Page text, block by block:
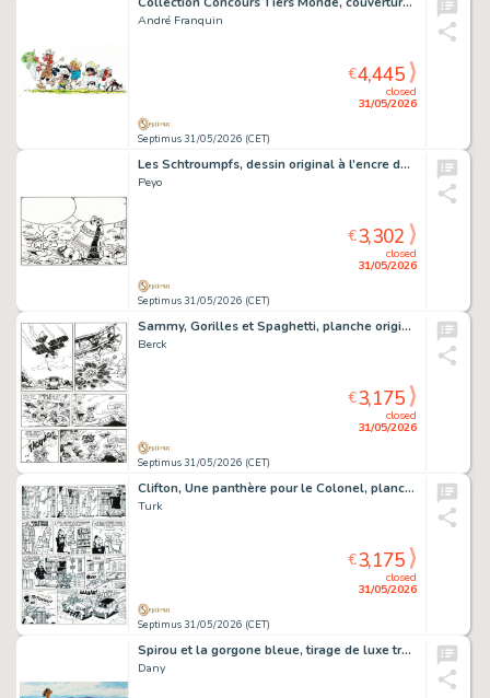
André Franquin
Septimus 31/05/2026 (CET)
closed
31/05/2026
€4,445
Les Schtroumpfs, dessin original à l’encre de chine et rehauts à la gouache blanche sur papier dessin publiée dans le journal Spirou n°2049 du 21 juillet 1977. Superbe illustration réalisée pour un jeu concours intitulé «…
Peyo
Septimus 31/05/2026 (CET)
closed
31/05/2026
€3,302
Sammy, Gorilles et Spaghetti, planche originale à l’encre de chine pour cet album paru en 1974 chez Dupuis.
Berck
Septimus 31/05/2026 (CET)
closed
31/05/2026
€3,175
Clifton, Une panthère pour le Colonel, planche originale à l’encre de chine pour cet album paru en 1982 au Lombard.
Turk
Septimus 31/05/2026 (CET)
closed
31/05/2026
€3,175
Spirou et la gorgone bleue, tirage de luxe très grand format limité à 269 ex., agrémenté d’une dédicace.
Dany